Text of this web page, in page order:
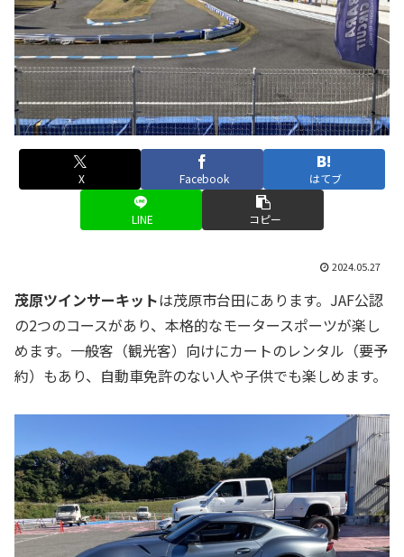
X Facebook はてブ
LINE コピー
2024.05.27
茂原ツインサーキットは茂原市台田にあります。JAF公認
の2つのコースがあり、本格的なモータースポーツが楽し
めます。一般客（観光客）向けにカートのレンタル（要予
約）もあり、自動車免許のない人や子供でも楽しめます。